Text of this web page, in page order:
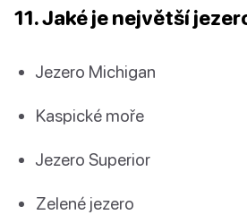
11. Jaké je největší
Jezero Michigan
Kaspické moře
Jezero Superior
Zelené jezero